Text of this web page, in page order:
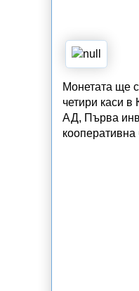
Монетата ще
четири каси
АД, Първа